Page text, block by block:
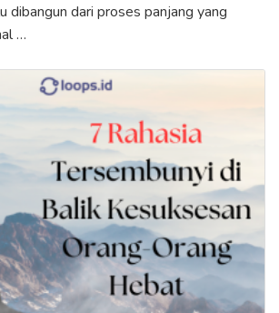
dibangun dari proses panjang yang
…